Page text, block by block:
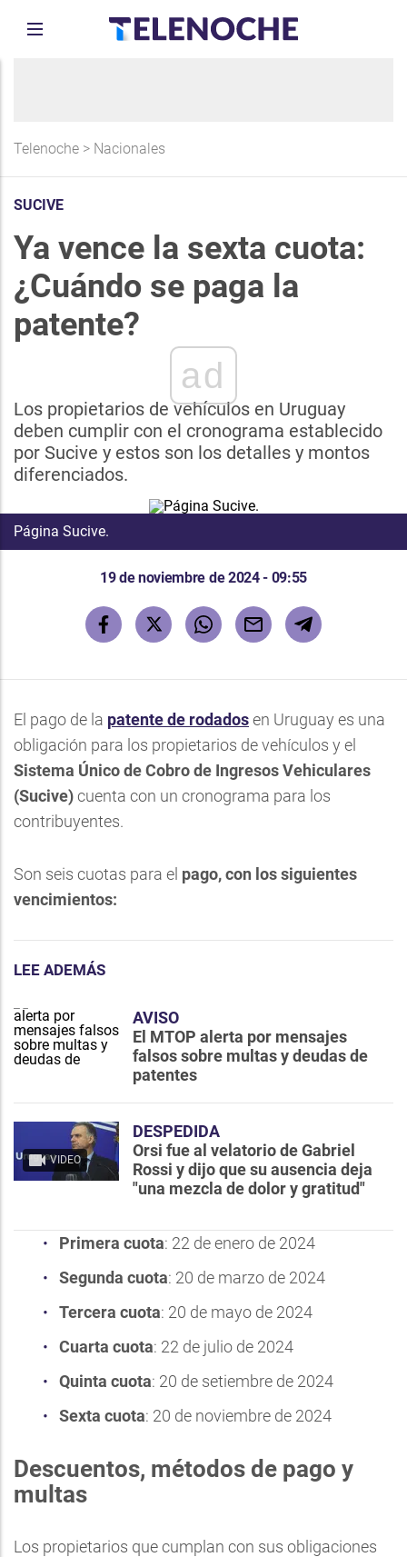
Telenoche > Nacionales
SUCIVE
Ya vence la sexta cuota:
¿Cuándo se paga la
patente?
ad
Los propietarios de vehículos en Uruguay
deben cumplir con el cronograma establecido
por Sucive y estos son los detalles y montos
diferenciados.
Página Sucive.
19 de noviembre de 2024 - 09:55
El pago de la patente de rodadosen Uruguay es una
obligación para los propietarios de vehículos y el
Sistema Único de Cobro de Ingresos Vehiculares
(Sucive)cuenta con un cronograma para los
contribuyentes.
Son seis cuotas para el pago, con los siguientes
vencimientos:
LEE ADEMÁS
AVISO
El MTOP alerta por mensajes
falsos sobre multas y deudas de
patentes
VIDEO
DESPEDIDA
Orsi fue al velatorio de Gabriel
Rossi y dijo que su ausencia deja
"una mezcla de dolor y gratitud"
Primera cuota: 22 de enero de 2024
Segunda cuota: 20 de marzo de 2024
Tercera cuota: 20 de mayo de 2024
Cuarta cuota: 22 de julio de 2024
Quinta cuota: 20 de setiembre de 2024
Sexta cuota: 20 de noviembre de 2024
Descuentos, métodos de pago y
multas
Los propietarios que cumplan con sus obligaciones